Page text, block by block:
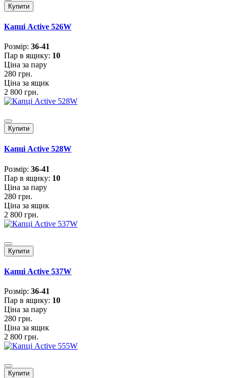
Купити
Капці Active 526W
Розмiр: 36-41
Пар в ящику: 10
Ціна за пару
280 грн.
Ціна за ящик
2 800 грн.
Купити
Капці Active 528W
Розмiр: 36-41
Пар в ящику: 10
Ціна за пару
280 грн.
Ціна за ящик
2 800 грн.
Купити
Капці Active 537W
Розмiр: 36-41
Пар в ящику: 10
Ціна за пару
280 грн.
Ціна за ящик
2 800 грн.
Купити